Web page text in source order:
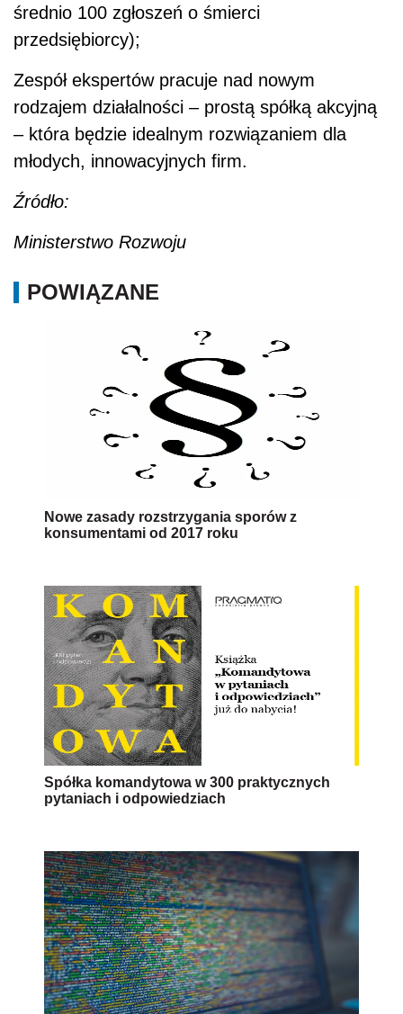
średnio 100 zgłoszeń o śmierci
przedsiębiorcy);
Zespół ekspertów pracuje nad nowym
rodzajem działalności – prostą spółką akcyjną
– która będzie idealnym rozwiązaniem dla
młodych, innowacyjnych firm.
Źródło:
Ministerstwo Rozwoju
POWIĄZANE
Nowe zasady rozstrzygania sporów z
konsumentami od 2017 roku
Spółka komandytowa w 300 praktycznych
pytaniach i odpowiedziach